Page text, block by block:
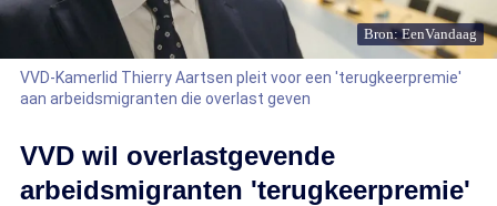
Bron: EenVandaag
VVD-Kamerlid Thierry Aartsen pleit voor een 'terugkeerpremie'
aan arbeidsmigranten die overlast geven
VVD wil overlastgevende
arbeidsmigranten 'terugkeerpremie'